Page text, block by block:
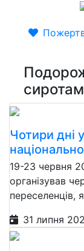
Чотири дні
19-23 червня
організував
переселенців,
31 липня